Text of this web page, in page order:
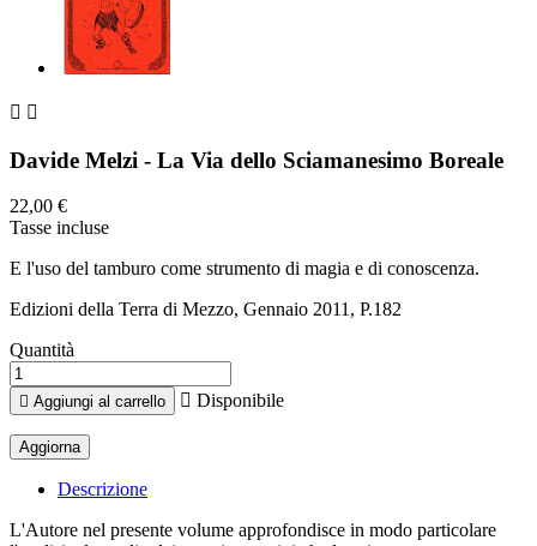
 
Davide Melzi - La Via dello Sciamanesimo Boreale
22,00 €
Tasse incluse
E l'uso del tamburo come strumento di magia e di conoscenza.
Edizioni della Terra di Mezzo, Gennaio 2011, P.182
Quantità
 Aggiungi al carrello  Disponibile
Descrizione
L'Autore nel presente volume approfondisce in modo particolare